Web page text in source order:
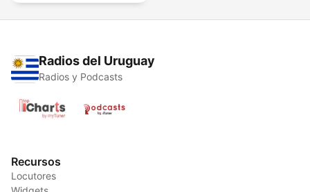
Radios del Uruguay
Radios y Podcasts
Recursos
Locutores